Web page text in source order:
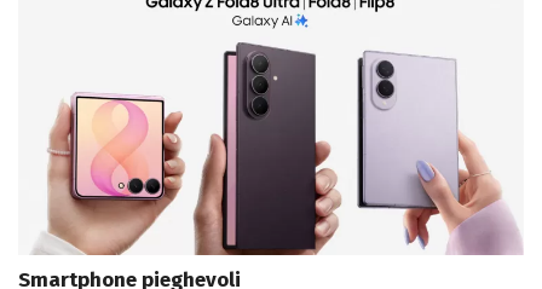
Smartphone pieghevoli